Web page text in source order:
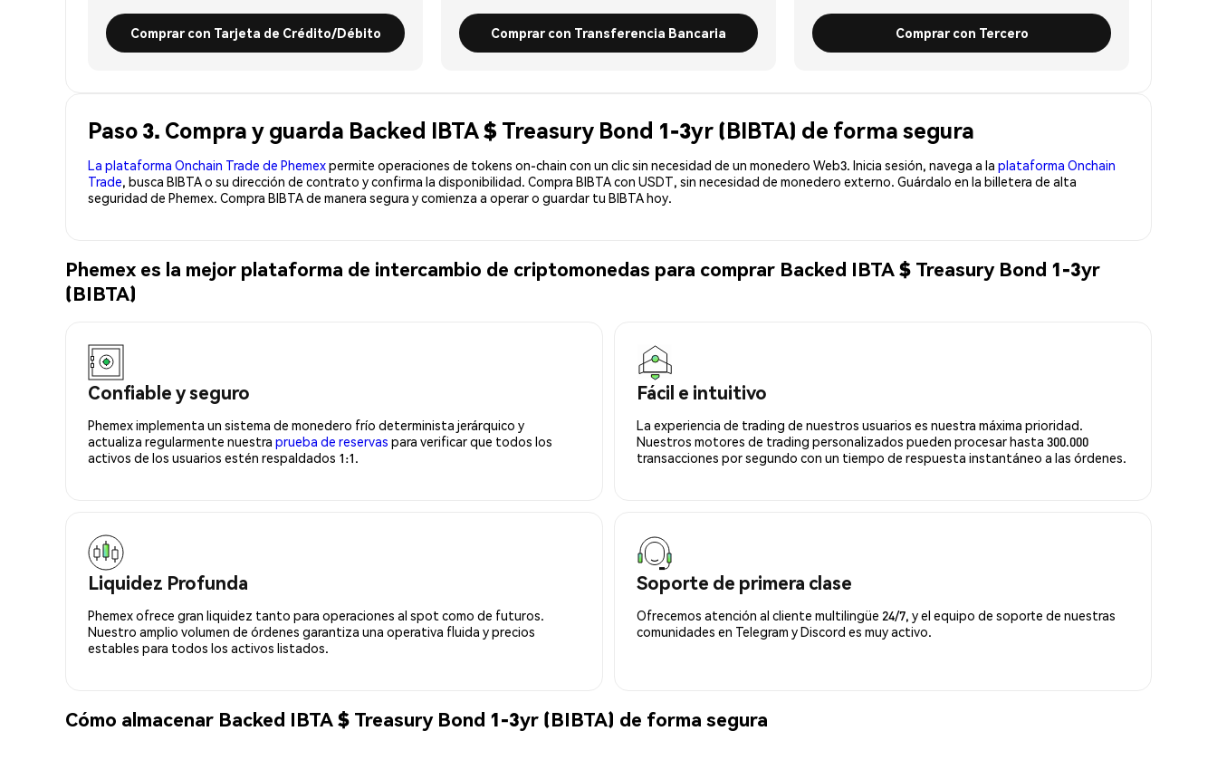
Comprar con Tarjeta de Crédito/Débito Comprar con Transferencia Bancaria Comprar con Tercero
Paso 3. Compra y guarda Backed IBTA $ Treasury Bond 1-3yr (BIBTA) de forma segura
La plataforma Onchain Trade de Phemexpermite operaciones de tokens on-chain con un clic sin necesidad de un monedero Web3. Inicia sesión, navega a la plataforma Onchain
Trade, busca BIBTA o su dirección de contrato y confirma la disponibilidad. Compra BIBTA con USDT, sin necesidad de monedero externo. Guárdalo en la billetera de alta
seguridad de Phemex. Compra BIBTA de manera segura y comienza a operar o guardar tu BIBTA hoy.
Phemex es la mejor plataforma de intercambio de criptomonedas para comprar Backed IBTA $ Treasury Bond 1-3yr
(BIBTA)
Confiable y seguro
Phemex implementa un sistema de monedero frío determinista jerárquico y
actualiza regularmente nuestra prueba de reservas para verificar que todos los
activos de los usuarios estén respaldados 1:1.
Fácil e intuitivo
La experiencia de trading de nuestros usuarios es nuestra máxima prioridad.
Nuestros motores de trading personalizados pueden procesar hasta 300.000
transacciones por segundo con un tiempo de respuesta instantáneo a las órdenes.
Liquidez Profunda
Phemex ofrece gran liquidez tanto para operaciones al spot como de futuros.
Nuestro amplio volumen de órdenes garantiza una operativa fluida y precios
estables para todos los activos listados.
Soporte de primera clase
Ofrecemos atención al cliente multilingüe 24/7, y el equipo de soporte de nuestras
comunidades en Telegram y Discord es muy activo.
Cómo almacenar Backed IBTA $ Treasury Bond 1-3yr (BIBTA) de forma segura